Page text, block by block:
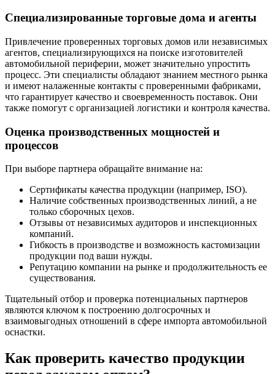
Специализированные торговые дома и агенты
Привлечение проверенных торговых домов или независимых
агентов, специализирующихся на поиске изготовителей
автомобильной периферии, может значительно упростить
процесс. Эти специалисты обладают знанием местного рынка
и имеют налаженные контакты с проверенными фабриками,
что гарантирует качество и своевременность поставок. Они
также помогут с организацией логистики и контроля качества.
Оценка производственных мощностей и
процессов
При выборе партнера обращайте внимание на:
Сертификаты качества продукции (например, ISO).
Наличие собственных производственных линий, а не
только сборочных цехов.
Отзывы от независимых аудиторов и инспекционных
компаний.
Гибкость в производстве и возможность кастомизации
продукции под ваши нужды.
Репутацию компании на рынке и продолжительность ее
существования.
Тщательный отбор и проверка потенциальных партнеров
являются ключом к построению долгосрочных и
взаимовыгодных отношений в сфере импорта автомобильной
оснастки.
Как проверить качество продукции